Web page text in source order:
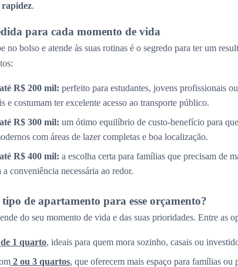
rapidez.
para cada momento de vida
no bolso e atende às suas rotinas é o segredo para ter um
R$ 200 mil: perfeito para estudantes, jovens profissionais
e costumam ter excelente acesso ao transporte público.
R$ 300 mil: um ótimo equilíbrio de custo-benefício para
com áreas de lazer completas e boa localização.
R$ 400 mil: a escolha certa para famílias que precisam de
conveniência necessária ao redor.
de apartamento para esse orçamento?
do seu momento de vida e das suas prioridades. Entre as
1 quarto, ideais para quem mora sozinho, casais ou
2 ou 3 quartos, que oferecem mais espaço para famílias